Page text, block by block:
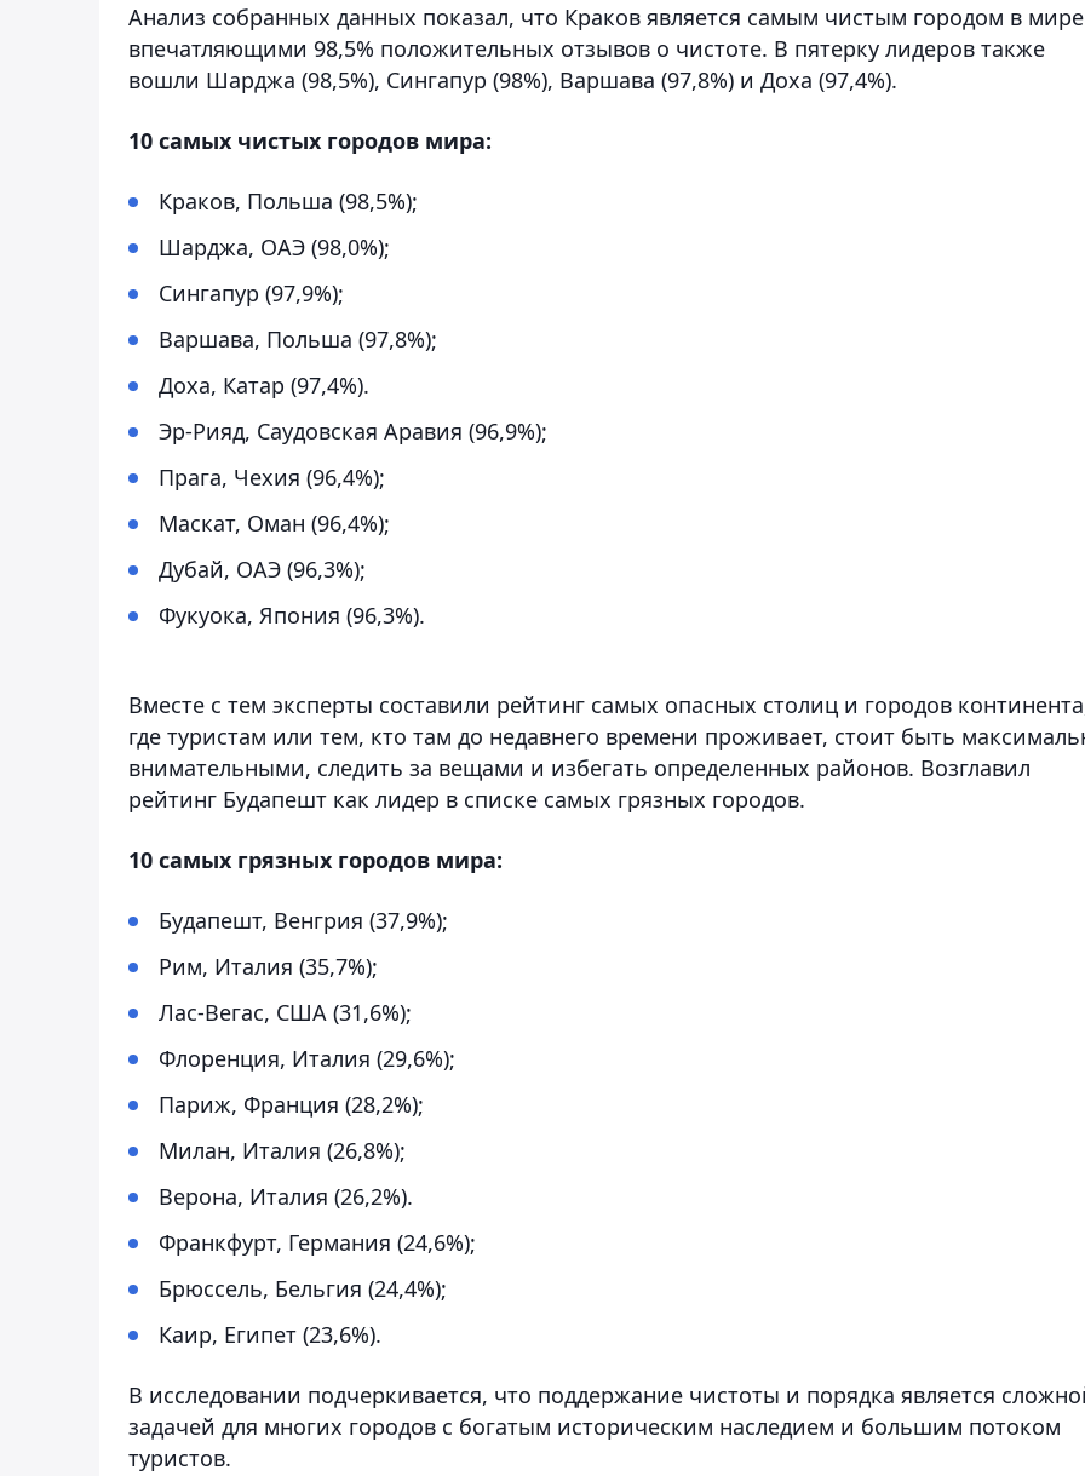
Анализ собранных данных показал, что Краков является самым чистым городом в
впечатляющими 98,5% положительных отзывов о чистоте. В пятерку лидеров также
вошли Шарджа (98,5%), Сингапур (98%), Варшава (97,8%) и Доха (97,4%).
10 самых чистых городов мира:
Краков, Польша (98,5%);
Шарджа, ОАЭ (98,0%);
Сингапур (97,9%);
Варшава, Польша (97,8%);
Доха, Катар (97,4%).
Эр-Рияд, Саудовская Аравия (96,9%);
Прага, Чехия (96,4%);
Маскат, Оман (96,4%);
Дубай, ОАЭ (96,3%);
Фукуока, Япония (96,3%).
Вместе с тем эксперты составили рейтинг самых опасных столиц и городов
где туристам или тем, кто там до недавнего времени проживает, стоит быть
внимательными, следить за вещами и избегать определенных районов. Возглавил
рейтинг Будапешт как лидер в списке самых грязных городов.
10 самых грязных городов мира:
Будапешт, Венгрия (37,9%);
Рим, Италия (35,7%);
Лас-Вегас, США (31,6%);
Флоренция, Италия (29,6%);
Париж, Франция (28,2%);
Милан, Италия (26,8%);
Верона, Италия (26,2%).
Франкфурт, Германия (24,6%);
Брюссель, Бельгия (24,4%);
Каир, Египет (23,6%).
В исследовании подчеркивается, что поддержание чистоты и порядка является
задачей для многих городов с богатым историческим наследием и большим потоком
туристов.